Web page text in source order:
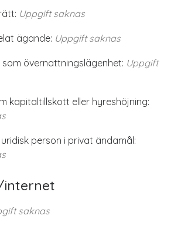
Uppgift saknas
ägande: Uppgift saknas
övernattningslägenhet: Uppgift
kapitaltillskott eller hyreshöjning:
person i privat ändamål:
internet
saknas